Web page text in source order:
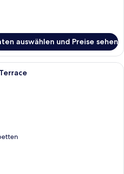
auswählen und Preise sehen
Ein modernes Hotelzimmer mit